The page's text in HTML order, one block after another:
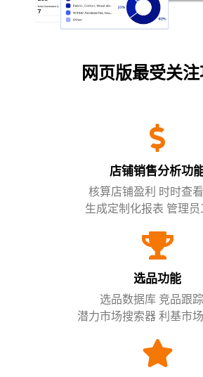
网页版最受关
店铺销售分析功
核算店铺盈利 时时查
生成定制化报表 管理员
选品功能
选品数据库 竞品跟
潜力市场搜索器 利基市